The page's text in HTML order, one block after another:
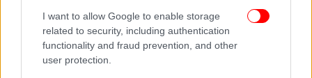
I want to allow Google to enable storage
related to security, including authentication
functionality and fraud prevention, and other
user protection.